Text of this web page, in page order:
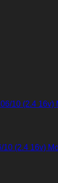
(2.4 16v)